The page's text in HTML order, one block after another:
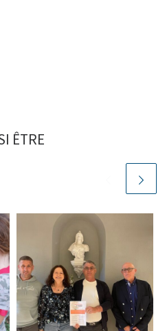
ÊTRE